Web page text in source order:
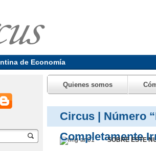
de Economía
Quienes somos
Circus | Número
Completamente
SOBRE ESTE